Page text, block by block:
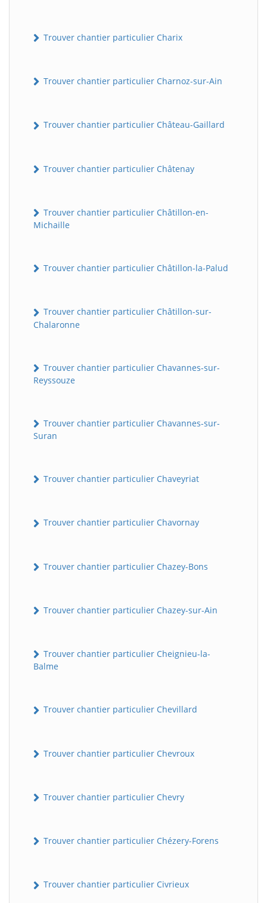
Trouver chantier particulier Charix
Trouver chantier particulier Charnoz-sur-Ain
Trouver chantier particulier Château-Gaillard
Trouver chantier particulier Châtenay
Trouver chantier particulier Châtillon-en-
Michaille
Trouver chantier particulier Châtillon-la-Palud
Trouver chantier particulier Châtillon-sur-
Chalaronne
Trouver chantier particulier Chavannes-sur-
Reyssouze
Trouver chantier particulier Chavannes-sur-
Suran
Trouver chantier particulier Chaveyriat
Trouver chantier particulier Chavornay
Trouver chantier particulier Chazey-Bons
Trouver chantier particulier Chazey-sur-Ain
Trouver chantier particulier Cheignieu-la-
Balme
Trouver chantier particulier Chevillard
Trouver chantier particulier Chevroux
Trouver chantier particulier Chevry
Trouver chantier particulier Chézery-Forens
Trouver chantier particulier Civrieux